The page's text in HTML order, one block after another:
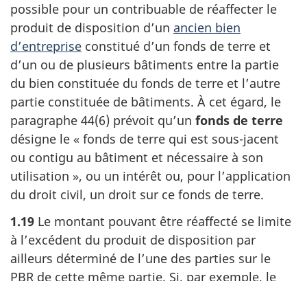
possible pour un contribuable de réaffecter le
produit de disposition d’un ancien bien
d’entreprise constitué d’un fonds de terre et
d’un ou de plusieurs bâtiments entre la partie
du bien constituée du fonds de terre et l’autre
partie constituée de bâtiments. À cet égard, le
paragraphe 44(6) prévoit qu’un fonds de terre
désigne le « fonds de terre qui est sous-jacent
ou contigu au bâtiment et nécessaire à son
utilisation », ou un intérêt ou, pour l’application
du droit civil, un droit sur ce fonds de terre.
1.19 Le montant pouvant être réaffecté se limite
à l’excédent du produit de disposition par
ailleurs déterminé de l’une des parties sur le
PBR de cette même partie. Si, par exemple, le